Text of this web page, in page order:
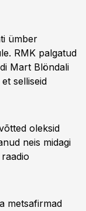
ümber
RMK palgatud
Mart Blöndali
selliseid
oleksid
neis midagi
metsafirmad